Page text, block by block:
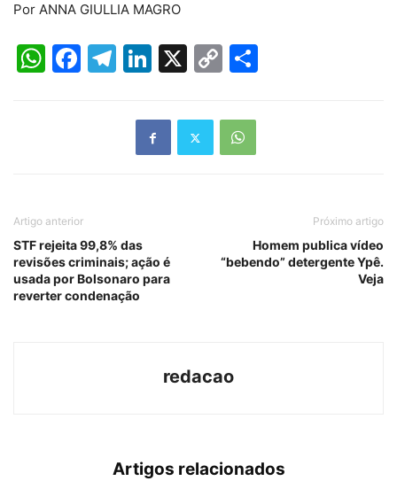
Por ANNA GIULLIA MAGRO
WhatsApp
Facebook
Telegram
LinkedIn
X
Copy
Artigo anterior
STF rejeita 99,8% das
revisões criminais; ação é
usada por Bolsonaro para
reverter condenação
Próximo artigo
Homem publica vídeo
“bebendo” detergente Ypê.
Veja
redacao
Artigos relacionados